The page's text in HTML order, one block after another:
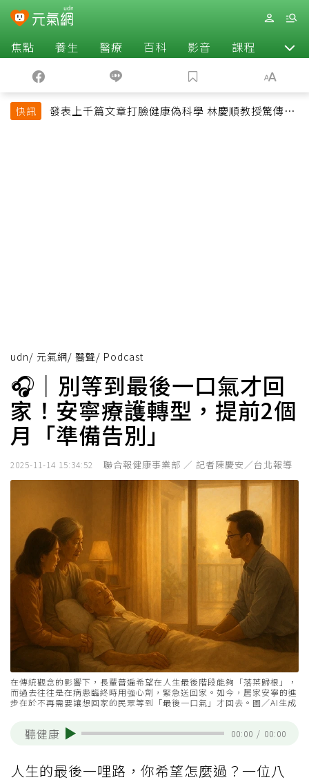
焦點 養生 醫療 百科 影音 課程 退休
快訊
發表上千篇文章打臉健康偽科學 林慶順教授驚傳意
udn/ 元氣網/ 醫聲/ Podcast
🎧｜別等到最後一口氣才回
家！安寧療護轉型，提前2個
月「準備告別」
2025-11-14 15:34:52 聯合報健康事業部 ／ 記者陳慶安／台北報導
在傳統觀念的影響下，長輩普遍希望在人生最後階段能夠「落葉歸根」，
而過去往往是在病患臨終時用強心劑，緊急送回家。如今，居家安寧的進
步在於不再需要讓想回家的民眾等到「最後一口氣」才回去。圖／AI生成
聽健康 00:00 / 00:00
人生的最後一哩路，你希望怎麼過？一位八